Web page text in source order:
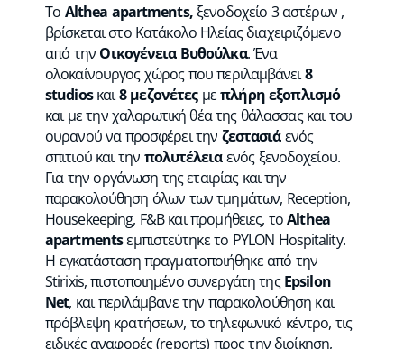
Το Althea apartments,ξενοδοχείο 3 αστέρων ,
βρίσκεται στο Κατάκολο Ηλείας διαχειριζόμενο
από την Οικογένεια Βυθούλκα. Ένα
ολοκαίνουργος χώρος που περιλαμβάνει8
studiosκαι8 μεζονέτεςμεπλήρη εξοπλισμό
και με την χαλαρωτική θέα της θάλασσας και του
ουρανού να προσφέρει την ζεστασιάενός
σπιτιού και την πολυτέλειαενός ξενοδοχείου.
Για την οργάνωση της εταιρίας και την
παρακολούθηση όλων των τμημάτων, Reception,
Housekeeping, F&B και προμήθειες, τοAlthea
apartmentsεμπιστεύτηκε το PYLON Hospitality.
Η εγκατάσταση πραγματοποιήθηκε από την
Stirixis, πιστοποιημένο συνεργάτη τηςEpsilon
Net, και περιλάμβανε την παρακολούθηση και
πρόβλεψη κρατήσεων, το τηλεφωνικό κέντρο, τις
ειδικές αναφορές (reports) προς την διοίκηση,